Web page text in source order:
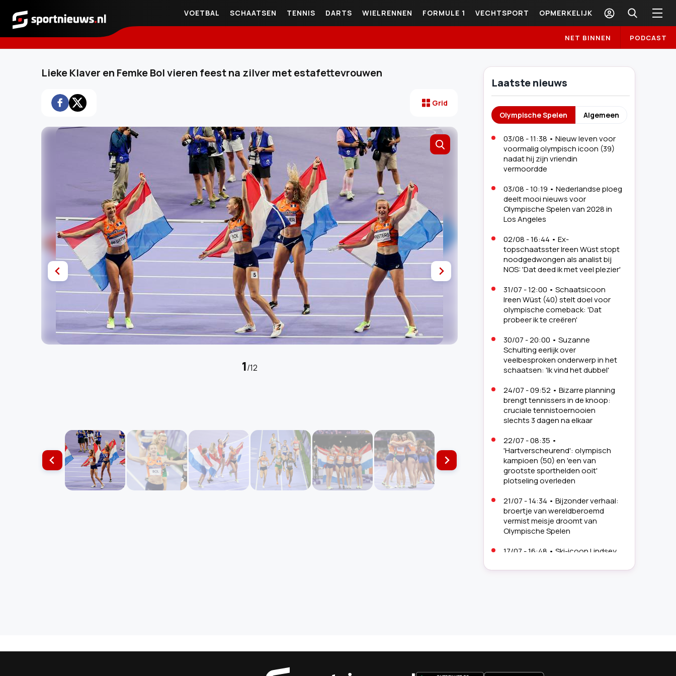
Sportnieuws.nl
VOETBAL SCHAATSEN TENNIS DARTS WIELRENNEN FORMULE 1 VECHTSPORT OPMERKELIJK
NET BINNEN PODCAST
Lieke Klaver en Femke Bol vieren feest na zilver met estafettevrouwen
Grid
1/12
Laatste nieuws
Olympische Spelen Algemeen
03/08 - 11:38 • Nieuw leven voor
voormalig olympisch icoon (39)
nadat hij zijn vriendin
vermoordde
03/08 - 10:19 • Nederlandse ploeg
deelt mooi nieuws voor
Olympische Spelen van 2028 in
Los Angeles
02/08 - 16:44 • Ex-
topschaatsster Ireen Wüst stopt
noodgedwongen als analist bij
NOS: 'Dat deed ik met veel plezier'
31/07 - 12:00 • Schaatsicoon
Ireen Wüst (40) stelt doel voor
olympische comeback: 'Dat
probeer ik te creëren'
30/07 - 20:00 • Suzanne
Schulting eerlijk over
veelbesproken onderwerp in het
schaatsen: 'Ik vind het dubbel'
24/07 - 09:52 • Bizarre planning
brengt tennissers in de knoop:
cruciale tennistoernooien
slechts 3 dagen na elkaar
22/07 - 08:35 •
'Hartverscheurend': olympisch
kampioen (50) en 'een van
grootste sporthelden ooit'
plotseling overleden
21/07 - 14:34 • Bijzonder verhaal:
broertje van wereldberoemd
vermist meisje droomt van
Olympische Spelen
17/07 - 16:48 • Ski-icoon Lindsey
update na zware crash: 'Dat gaat
Hassan blikt emotioneel terug op
Sportnieuws.nl